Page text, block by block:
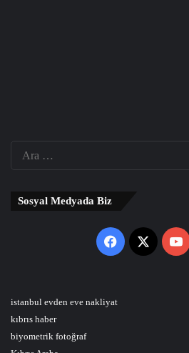
Sosyal Medyada Biz
Facebook
X
istanbul evden eve nakliyat
kıbrıs haber
biyometrik fotoğraf